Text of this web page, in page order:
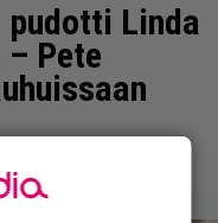
pudotti Linda
Pete